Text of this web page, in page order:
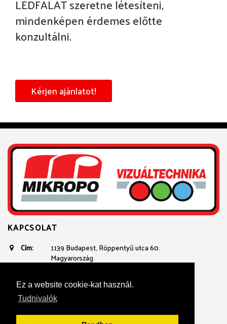
Ez a website cookie-kat használ.
Tudnivalók
LEDFALAT szeretne létesíteni,
mindenképen érdemes előtte
konzultálni.
Kérjen ajánlatot!
KAPCSOLAT
Cím:
1139 Budapest, Röppentyű utca 60.
Magyarország
Telefon: +361 236 3100
+36 20 934 23 40